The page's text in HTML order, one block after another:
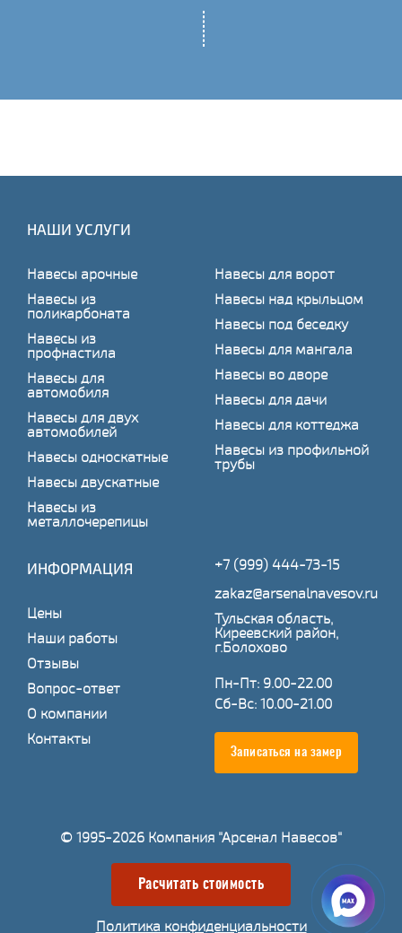
НАШИ УСЛУГИ
Навесы арочные
Навесы из
поликарбоната
Навесы из
профнастила
Навесы для
автомобиля
Навесы для двух
автомобилей
Навесы односкатные
Навесы двускатные
Навесы из
металлочерепицы
Навесы для ворот
Навесы над крыльцом
Навесы под беседку
Навесы для мангала
Навесы во дворе
Навесы для дачи
Навесы для коттеджа
Навесы из профильной
трубы
ИНФОРМАЦИЯ
Цены
Наши работы
Отзывы
Вопрос-ответ
О компании
Контакты
+7 (999) 444-73-15
zakaz@arsenalnavesov.ru
Тульская область,
Киреевский район,
г.Болохово
Пн-Пт: 9.00-22.00
Сб-Вс: 10.00-21.00
Записаться на замер
© 1995-2026 Компания "Арсенал Навесов"
Расчитать стоимость
Политика конфиденциальности